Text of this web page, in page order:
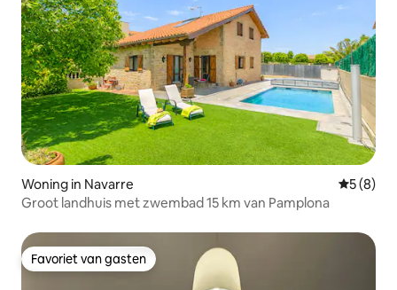
Woning in Navarre
5 (8)
Groot landhuis met zwembad 15 km van Pamplona
Favoriet van gasten
Favoriet van gasten